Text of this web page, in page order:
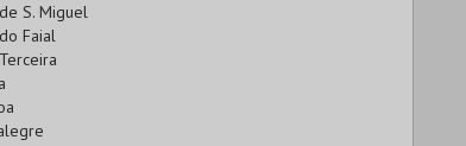
S. Miguel
Faial